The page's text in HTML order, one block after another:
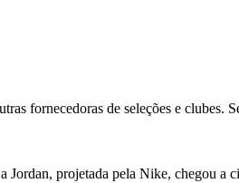
fornecedoras de seleções e clubes.
projetada pela Nike, chegou a